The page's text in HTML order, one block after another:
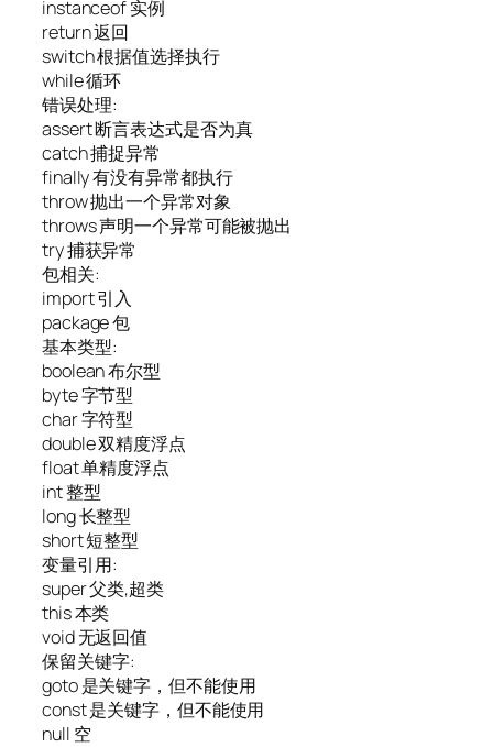
instanceof 实例
return 返回
switch 根据值选择执行
while 循环
错误处理:
assert 断言表达式是否为真
catch 捕捉异常
finally 有没有异常都执行
throw 抛出一个异常对象
throws 声明一个异常可能被抛出
try 捕获异常
包相关:
import 引入
package 包
基本类型:
boolean 布尔型
byte 字节型
char 字符型
double 双精度浮点
float 单精度浮点
int 整型
long 长整型
short 短整型
变量引用:
super 父类,超类
this 本类
void 无返回值
保留关键字:
goto 是关键字，但不能使用
const 是关键字，但不能使用
null 空